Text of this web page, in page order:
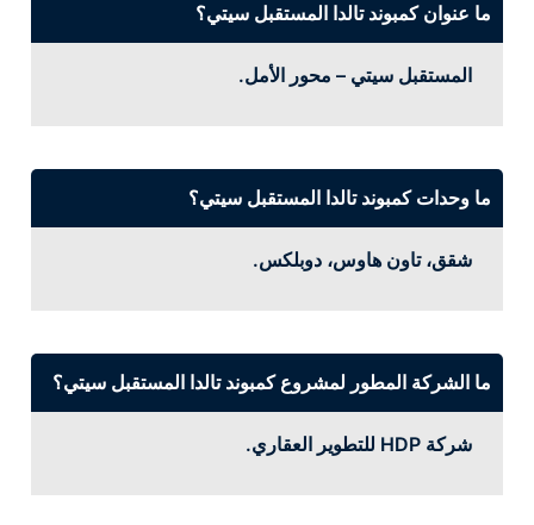
ما عنوان كمبوند تالدا المستقبل سيتي؟
المستقبل سيتي – محور الأمل.
ما وحدات كمبوند تالدا المستقبل سيتي؟
شقق، تاون هاوس، دوبلكس.
ما الشركة المطور لمشروع كمبوند تالدا المستقبل سيتي؟
شركة HDP للتطوير العقاري.